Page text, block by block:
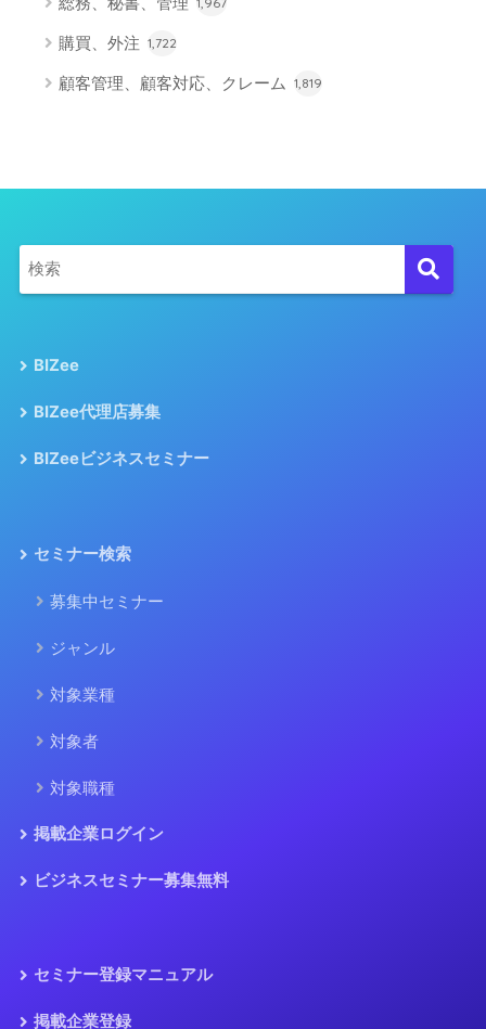
購買、外注 1,722
顧客管理、顧客対応、クレーム 1,819
BIZee
BIZee代理店募集
BIZeeビジネスセミナー
セミナー検索
募集中セミナー
ジャンル
対象業種
対象者
対象職種
掲載企業ログイン
ビジネスセミナー募集無料
セミナー登録マニュアル
掲載企業登録